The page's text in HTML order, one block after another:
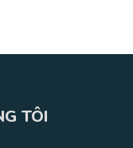
TÔI